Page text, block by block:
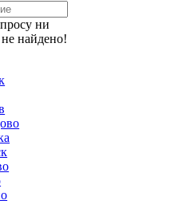
ни
найдено!